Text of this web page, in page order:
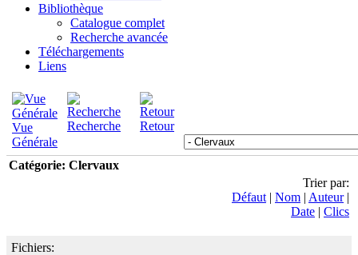
Bibliothèque
Catalogue complet
Recherche avancée
Téléchargements
Liens
Vue
Générale
Recherche Retour
Catégorie: Clervaux
Trier par:
Défaut | Nom | Auteur|
Date | Clics
Fichiers: